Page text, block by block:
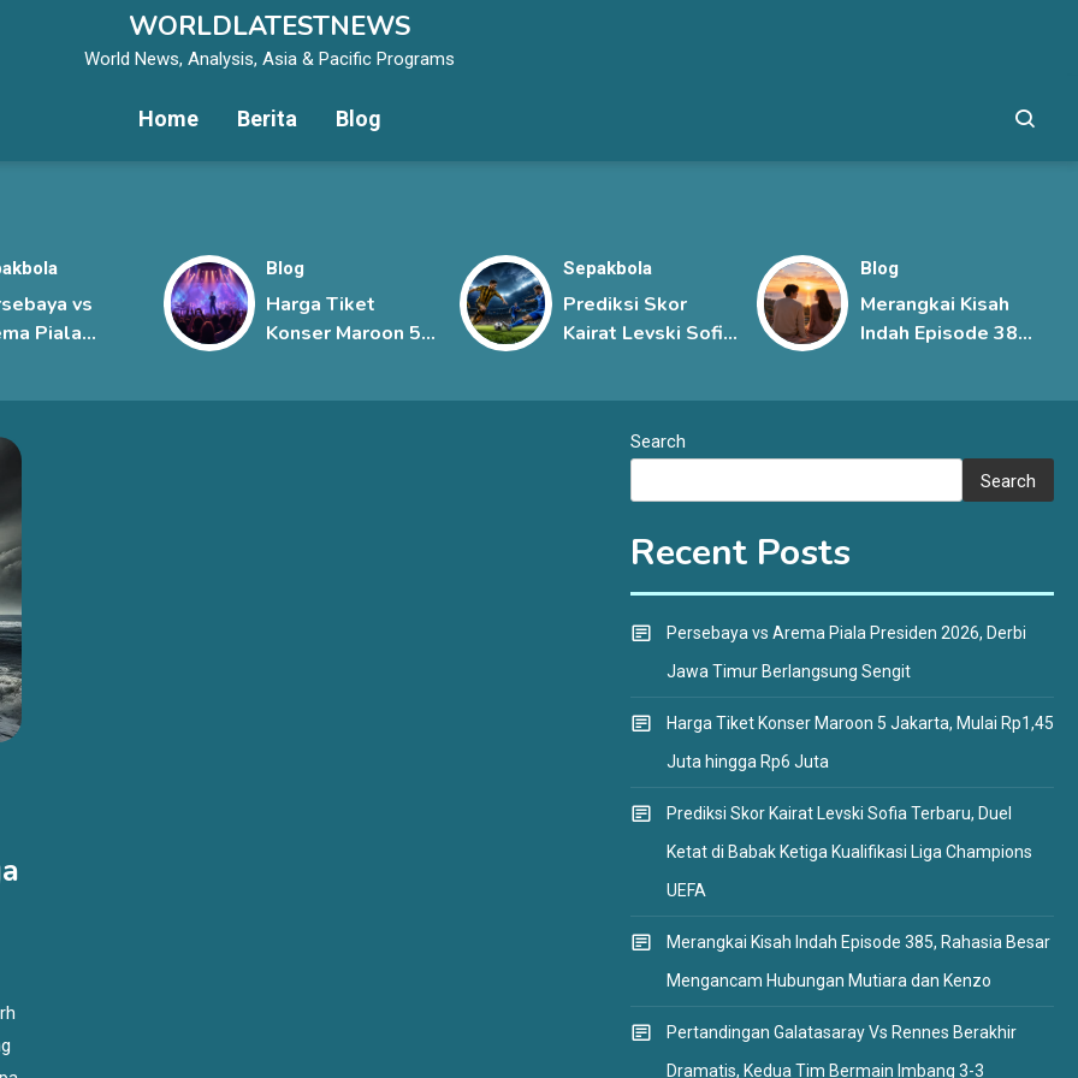
WORLDLATESTNEWS
World News, Analysis, Asia & Pacific Programs
Home Berita Blog
vs
Piala
Blog
Harga Tiket
Konser Maroon 5
Sepakbola
Prediksi Skor
Kairat Levski Sofia
Liga Champions
Blog
Merangkai Kisah
Indah Episode 385,
Search
Search
Recent Posts
Persebaya vs Arema Piala Presiden 2026, Derbi
Jawa Timur Berlangsung Sengit
Harga Tiket Konser Maroon 5 Jakarta, Mulai Rp1,45
Juta hingga Rp6 Juta
Prediksi Skor Kairat Levski Sofia Terbaru, Duel
Ketat di Babak Ketiga Kualifikasi Liga Champions
UEFA
Merangkai Kisah Indah Episode 385, Rahasia Besar
Mengancam Hubungan Mutiara dan Kenzo
Pertandingan Galatasaray Vs Rennes Berakhir
Dramatis, Kedua Tim Bermain Imbang 3-3